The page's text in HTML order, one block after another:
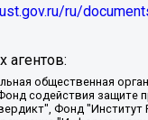
ru/
агентов:
Алеся Алексеевна, Шлейнов Роман Юрьевич, Шмагун Олеся Валентиновна, Общество с ограниченной ответственностью "Альтаир 2021", Общество с ограниченной ответственностью "Вега 2021", Общество с ограниченной ответственностью "Главный редактор 2021", Общество с ограниченной ответственностью "Ромашки монолит", Важенков Артем Валерьевич, Ивановская областная общественная организация "Центр гендерных исследований", Гурман Юрий Альбертович, Медиапроект "ОВД-Инфо", Егоров Владимир Владимирович, Жилинский Владимир Александрович, Общество с ограниченной ответственностью "ЗП", Иванова София Юрьевна, Карезина Инна Павловна, Кильтау Екатерина Викторовна, Петров Алексей Викторович, Пискунов Сергей Евгеньевич, Смирнов Сергей Сергеевич, Тихонов Михаил Сергеевич, Общество с ограниченной ответственностью "ЖУРНАЛИСТ-ИНОСТРАННЫЙ АГЕНТ", Арапова Галина Юрьевна, Вольтская Татьяна Анатольевна, Американская компания "Mason G.E.S. Anonymous Foundation" (США), являющаяся владельцем интернет-издания https://mnews.world/, Компания "Stichting Bellingcat", зарегистрированная в Нидерландах (дата регистрации 11.07.2018), Захаров Андрей Вячеславович, Клепиковская Екатерина Дмитриевна, Общество с ограниченной ответственностью "МЕМО", Перл Роман Александрович, Симонов Евгений Алексеевич, Соловьева Елена Анатольевна, Сотников Даниил Владимирович, Сурначева Елизавета Дмитриевна, Автономная некоммерческая организация по защите прав человека и информированию населения "Якутия – Наше Мнение", Общество с ограниченной ответственностью "Москоу диджитал медиа", с 26.01.2023 Общество с ограниченной ответственностью "Чайка Белые сады", Ветошкина Валерия Валерьевна, Заговора Максим Александрович, Межрегиональное общественное движение "Российская ЛГБТ - сеть", Оленичев Максим Владимирович, Павлов Иван Юрьевич, Скворцова Елена Сергеевна, Общество с ограниченной ответственностью "Как бы инагент", Кочетков Игорь Викторович, Общество с ограниченной ответственностью "Честные выборы", Еланчик Олег Александрович, Общество с ограниченной ответственностью "Нобелевский призыв", Гималова Регина Эмилевна, Григорьев Андрей Валерьевич, Григорьева Алина Александровна, Ассоциация по содействию защите прав призывников, альтернативнослужащих и военнослужащих "Правозащитная группа "Гражданин.Армия.Право", Хисамова Регина Фаритовна, Автономная некоммерческая организация по реализации социально-правовых программ "Лилит", Дальневосточное общественное движение "Маяк", Санкт-Петербургская ЛГБТ-инициативная группа "Выход", Инициативная группа ЛГБТ+ "Реверс", Алексеев Андрей Викторович, Бекбулатова Таисия Львовна, Беляев Иван Михайлович, Владыкина Елена Сергеевна, Гельман Марат Александрович, Никульшина Вероника Юрьевна, Толоконникова Надежда Андреевна, Шендерович Виктор Анатольевич, Общество с ограниченной ответственностью "Данное сообщение", Общество с ограниченной ответственностью Издательский дом "Новая глава", Айнбиндер Александра Александровна, Московский комьюнити-центр для ЛГБТ+инициатив, Благотворительный фонд развития филантропии, Deutsche Welle (Германия, Kurt-Schumacher-Strasse 3, 53113 Bonn), Борзунова Мария Михайловна, Воробьев Виктор Викторович, Голубева Анна Львовна, Константинова Алла Михайловна, Малкова Ирина Владимировна, Мурадов Мурад Абдулгалимович, Осетинская Елизавета Николаевна, Понасенков Евгений Николаевич, Ганапольский Матвей Юрьевич, Киселев Евгений Алексеевич, Борухович Ирина Григорьевна, Дремин Иван Тимофеевич, Дубровский Дмитрий Викторович, Красноярская региональная общественная организация поддержки и развития альтернативных образовательных технологий и межкультурных коммуникаций "ИНТЕРРА", Маяковская Екатерина Алексеевна, Фейгин Марк Захарович, Филимонов Андрей Викторович, Дзугкоева Регина Николаевна, Доброхотов Роман Александрович, Дудь Юрий Александрович, Елкин Сергей Владимирович, Кругликов Кирилл Игоревич, Сабунаева Мария Леонидовна, Семенов Алексей Владимирович, Шаинян Карен Багратович, Шульман Екатерина Михайловна, Асафьев Артур Валерьевич, Вахштайн Виктор Семенович, Венедиктов Алексей Алексеевич, Лушникова Екатерина Евгеньевна, Волков Леонид Михайлович, Невзоров Александр Глебович, Пархоменко Сергей Борисович, Сироткин Ярослав Николаевич, Кара-Мурза Владимир Владимирович, Баранова Наталья Владимировна,